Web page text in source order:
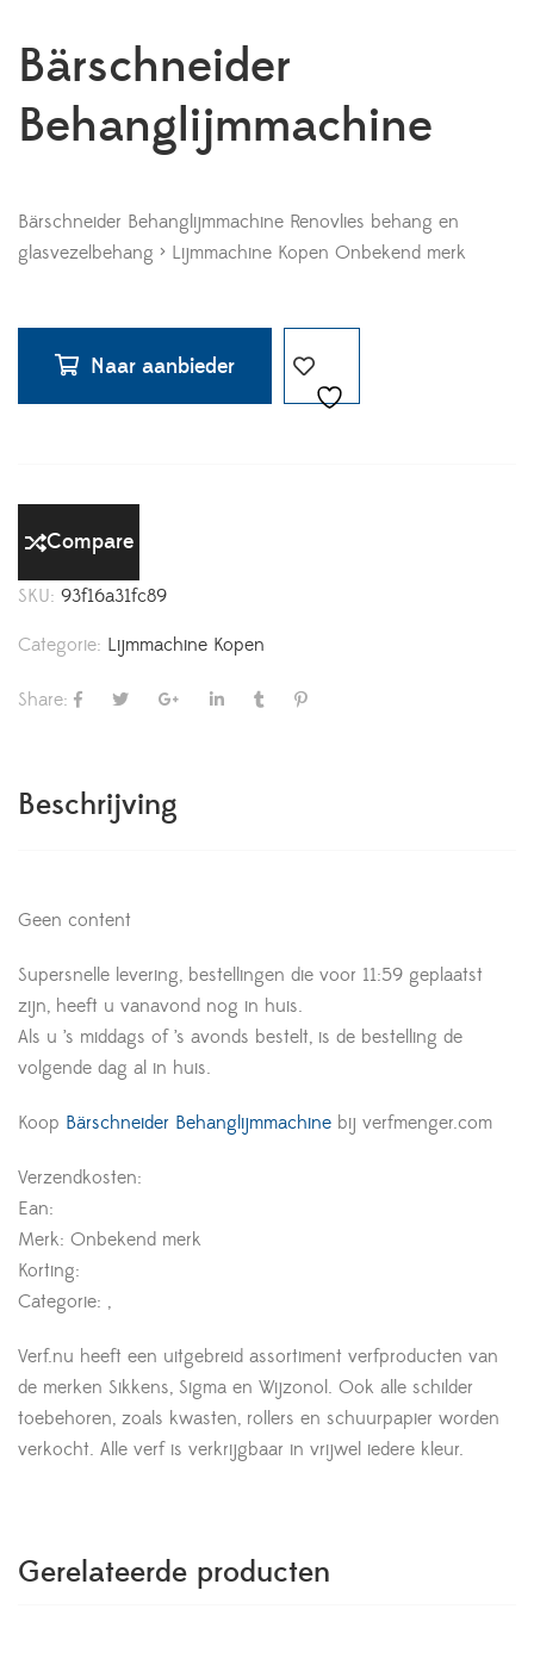
Bärschneider
Behanglijmmachine
Bärschneider Behanglijmmachine Renovlies behang en
glasvezelbehang > Lijmmachine Kopen Onbekend merk
Naar aanbieder
Compare
SKU: 93f16a31fc89
Categorie: Lijmmachine Kopen
Share:
Beschrijving
Geen content
Supersnelle levering, bestellingen die voor 11:59 geplaatst
zijn, heeft u vanavond nog in huis.
Als u ’s middags of ’s avonds bestelt, is de bestelling de
volgende dag al in huis.
Koop Bärschneider Behanglijmmachine bij verfmenger.com
Verzendkosten:
Ean:
Merk: Onbekend merk
Korting:
Categorie: ,
Verf.nu heeft een uitgebreid assortiment verfproducten van
de merken Sikkens, Sigma en Wijzonol. Ook alle schilder
toebehoren, zoals kwasten, rollers en schuurpapier worden
verkocht. Alle verf is verkrijgbaar in vrijwel iedere kleur.
Gerelateerde producten